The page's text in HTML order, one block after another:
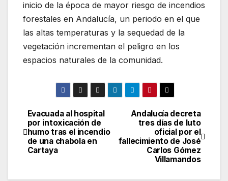
inicio de la época de mayor riesgo de incendios
forestales en Andalucía, un periodo en el que
las altas temperaturas y la sequedad de la
vegetación incrementan el peligro en los
espacios naturales de la comunidad.
Navegación
de
entradas
Andalucía decreta
tres días de luto
oficial por el
fallecimiento de José
Carlos Gómez
Villamandos
Evacuada al hospital
por intoxicación de
humo tras el incendio
de una chabola en
Cartaya